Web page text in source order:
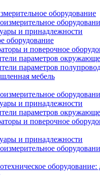
оборудование
и принадлежности
оборудование
и поверочное
параметров
параметров
мебель
и принадлежности
параметров
и поверочное
и принадлежности
оборудование: